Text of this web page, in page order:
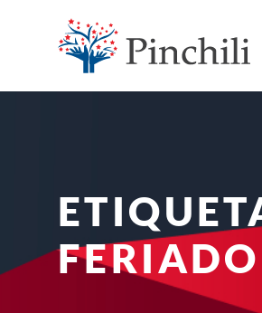
FERIADO